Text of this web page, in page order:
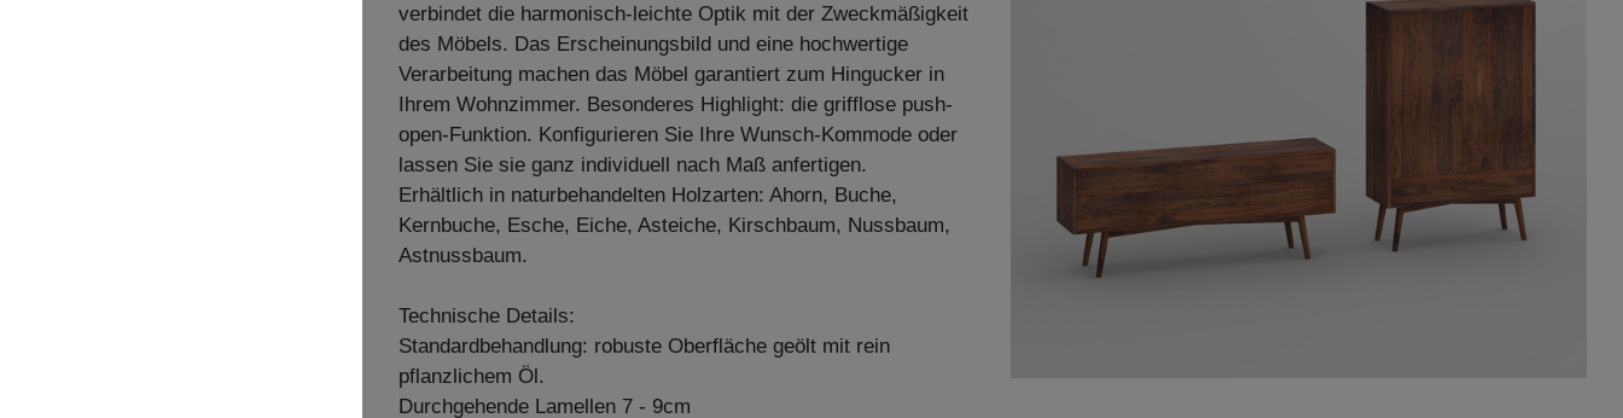
verbindet die harmonisch-leichte Optik mit der Zweckmäßigkeit
des Möbels. Das Erscheinungsbild und eine hochwertige
Verarbeitung machen das Möbel garantiert zum Hingucker in
Ihrem Wohnzimmer. Besonderes Highlight: die grifflose push-
open-Funktion. Konfigurieren Sie Ihre Wunsch-Kommode oder
lassen Sie sie ganz individuell nach Maß anfertigen.
Erhältlich in naturbehandelten Holzarten: Ahorn, Buche,
Kernbuche, Esche, Eiche, Asteiche, Kirschbaum, Nussbaum,
Astnussbaum.
Technische Details:
Standardbehandlung: robuste Oberfläche geölt mit rein
pflanzlichem Öl.
Durchgehende Lamellen 7 - 9cm